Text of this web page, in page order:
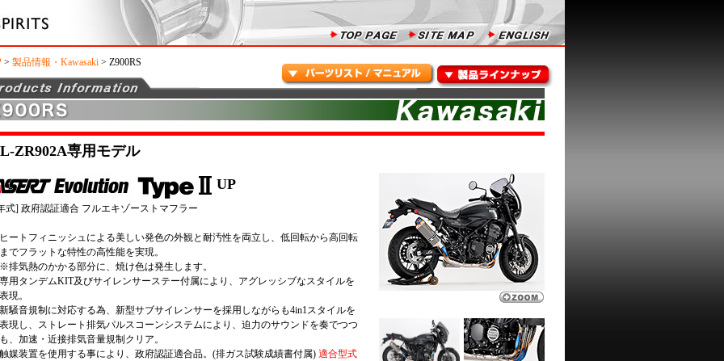
> 製品情報・Kawasaki > Z900RS
ZR902A専用モデル
UP
式] 政府認証適合 フルエキゾーストマフラー
ヒートフィニッシュによる美しい発色の外観と耐汚性を両立し、低回転から高回転
までフラットな特性の高性能を実現。
※排気熱のかかる部分に、焼け色は発生します。
専用タンデムKIT及びサイレンサーステー付属により、アグレッシブなスタイルを
表現。
新騒音規制に対応する為、新型サブサイレンサーを採用しながらも4in1スタイルを
表現し、ストレート排気パルスコーンシステムにより、迫力のサウンドを奏でつつ
も、加速・近接排気音量規制クリア。
触媒装置を使用する事により、政府認証適合品。(排ガス試験成績書付属) 適合型式